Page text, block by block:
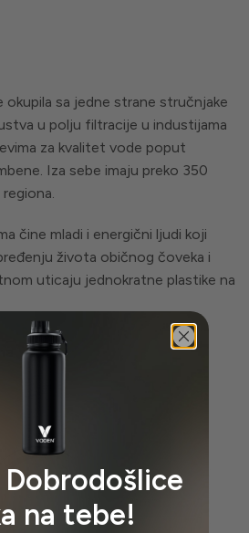
okupila sa jedne strane stručnjake
u polju filtracije u industijama
za kvalitet vode poput
Iza sebe imaju preko 350
čine mladi i energični ljudi koji
života običnog čoveka i
uticaju jednokratne plastike na
Dobrodošlice
na tebe!